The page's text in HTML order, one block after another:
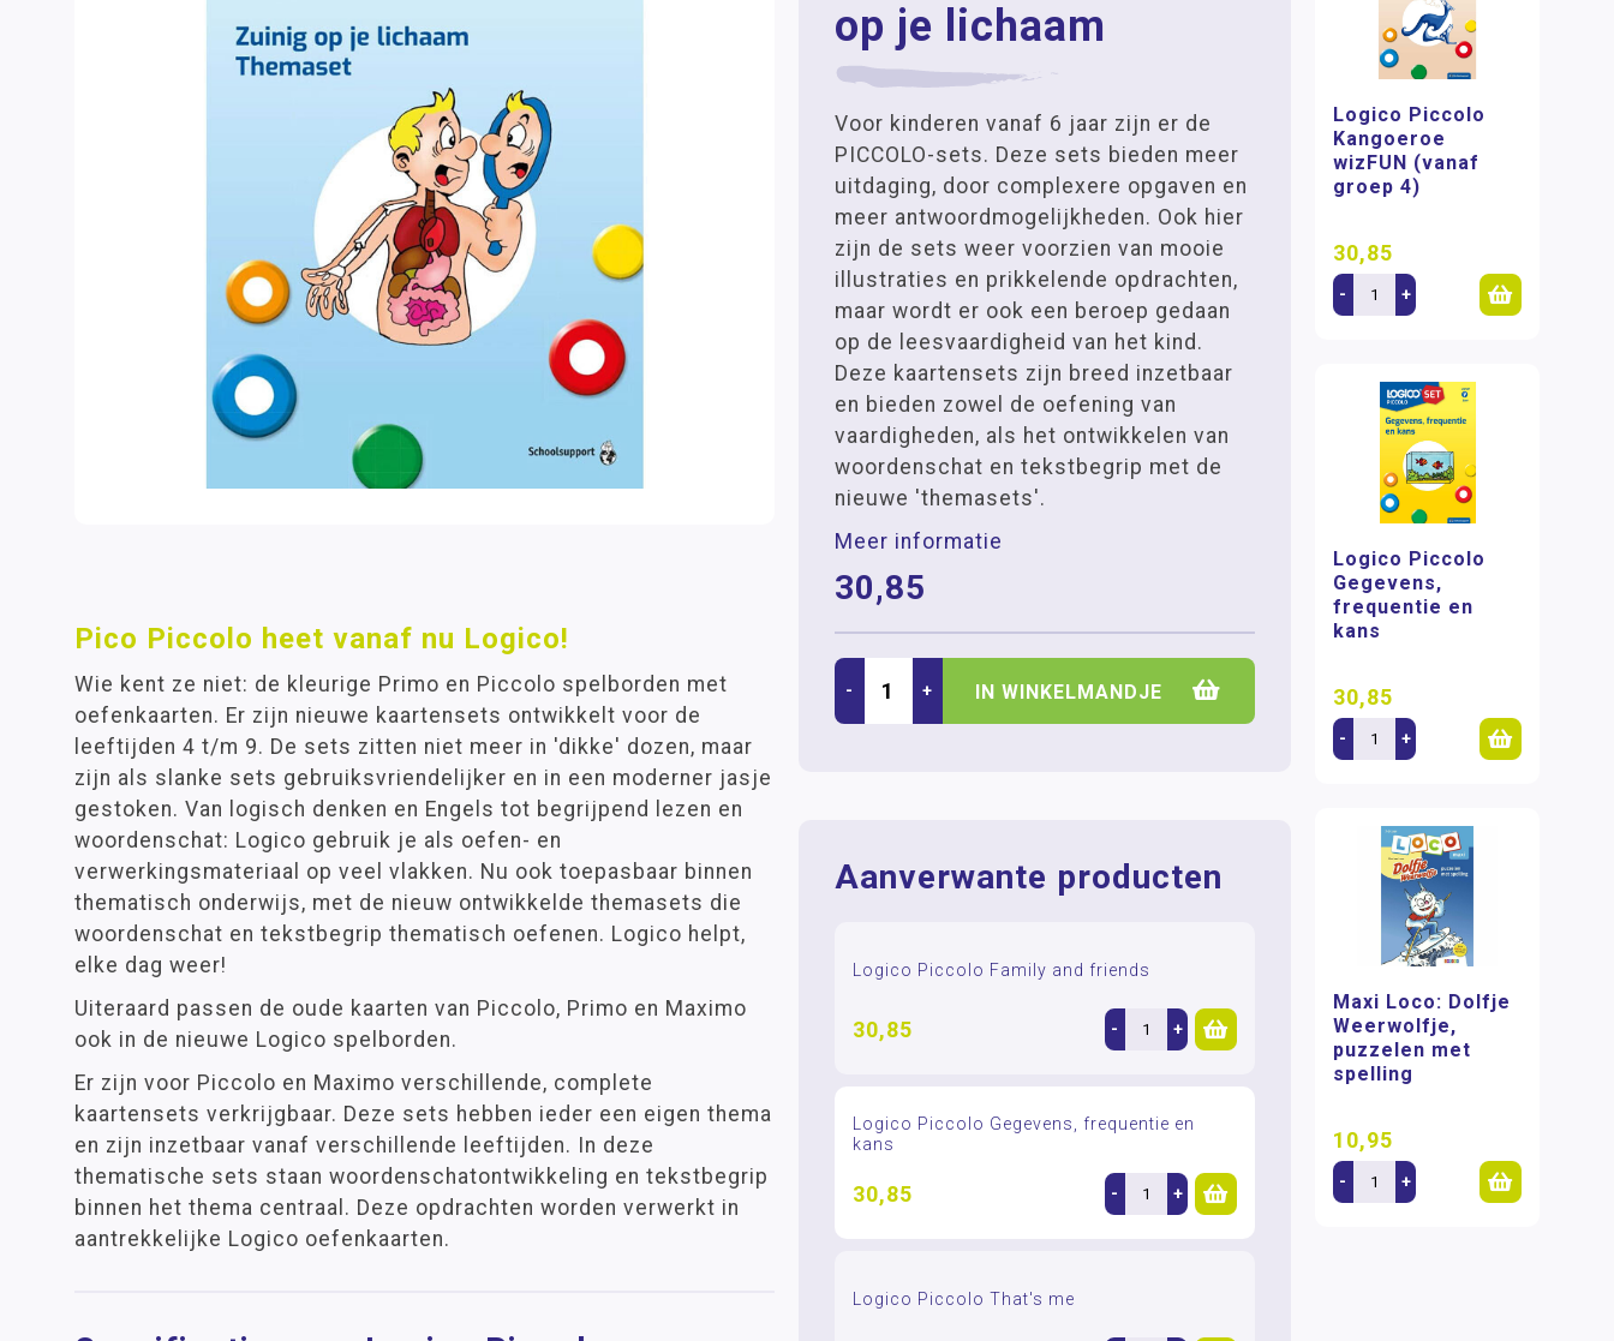
op je lichaam
Voor kinderen vanaf 6 jaar zijn er de
PICCOLO-sets. Deze sets bieden meer
uitdaging, door complexere opgaven en
meer antwoordmogelijkheden. Ook hier
zijn de sets weer voorzien van mooie
illustraties en prikkelende opdrachten,
maar wordt er ook een beroep gedaan
op de leesvaardigheid van het kind.
Deze kaartensets zijn breed inzetbaar
en bieden zowel de oefening van
vaardigheden, als het ontwikkelen van
woordenschat en tekstbegrip met de
nieuwe 'themasets'.
Meer informatie
30,85
- + IN WINKELMANDJE
Aanverwante producten
Logico Piccolo Family and friends
30,85 - +
Logico Piccolo Gegevens, frequentie en
kans
30,85 - +
Logico Piccolo That's me
Pico Piccolo heet vanaf nu Logico!
Wie kent ze niet: de kleurige Primo en Piccolo spelborden met
oefenkaarten. Er zijn nieuwe kaartensets ontwikkelt voor de
leeftijden 4 t/m 9. De sets zitten niet meer in 'dikke' dozen, maar
zijn als slanke sets gebruiksvriendelijker en in een moderner jasje
gestoken. Van logisch denken en Engels tot begrijpend lezen en
woordenschat: Logico gebruik je als oefen- en
verwerkingsmateriaal op veel vlakken. Nu ook toepasbaar binnen
thematisch onderwijs, met de nieuw ontwikkelde themasets die
woordenschat en tekstbegrip thematisch oefenen. Logico helpt,
elke dag weer!
Uiteraard passen de oude kaarten van Piccolo, Primo en Maximo
ook in de nieuwe Logico spelborden.
Er zijn voor Piccolo en Maximo verschillende, complete
kaartensets verkrijgbaar. Deze sets hebben ieder een eigen thema
en zijn inzetbaar vanaf verschillende leeftijden. In deze
thematische sets staan woordenschatontwikkeling en tekstbegrip
binnen het thema centraal. Deze opdrachten worden verwerkt in
aantrekkelijke Logico oefenkaarten.
Logico Piccolo
Kangoeroe
wizFUN (vanaf
groep 4)
30,85
- +
Logico Piccolo
Gegevens,
frequentie en
kans
30,85
- +
Maxi Loco: Dolfje
Weerwolfje,
puzzelen met
spelling
10,95
- +